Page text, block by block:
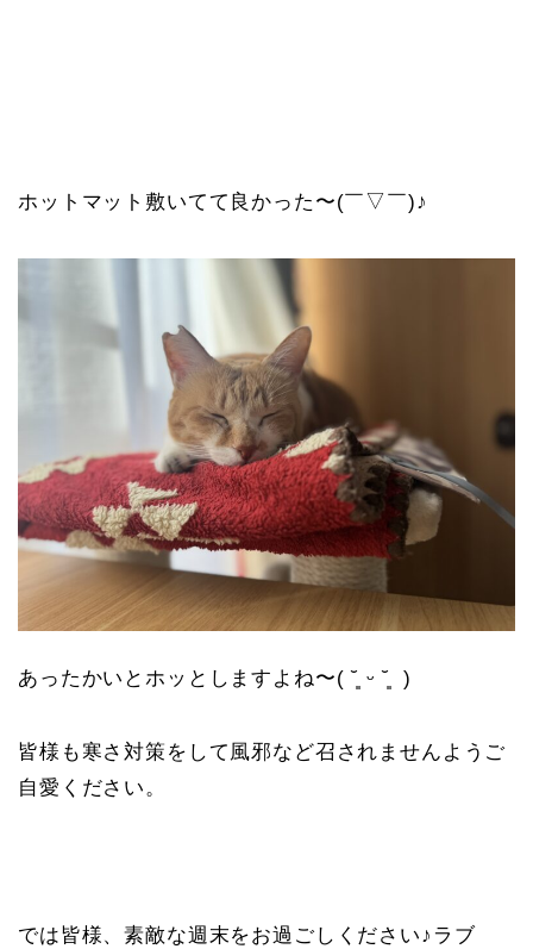
ホットマット敷いてて良かった〜(￣▽￣)♪
あったかいとホッとしますよね〜( ˘͈ ᵕ ˘͈ )
皆様も寒さ対策をして風邪など召されませんようご
自愛ください。
では皆様、素敵な週末をお過ごしください♪ラブ